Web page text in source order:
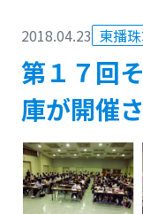
2018.04.23 東播
第１７回
庫が開催